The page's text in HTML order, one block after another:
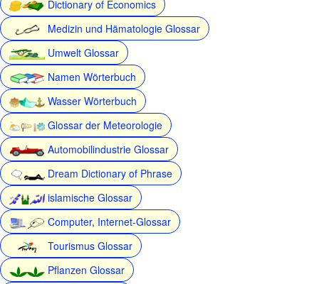
Dictionary of Economics
Medizin und Hämatologie Glossar
Umwelt Glossar
Namen Wörterbuch
Wasser Wörterbuch
Glossar der Meteorologie
Automobilindustrie Glossar
Dream Dictionary of Phrase
islamische Glossar
Computer, Internet-Glossar
Tourismus Glossar
Pflanzen Glossar